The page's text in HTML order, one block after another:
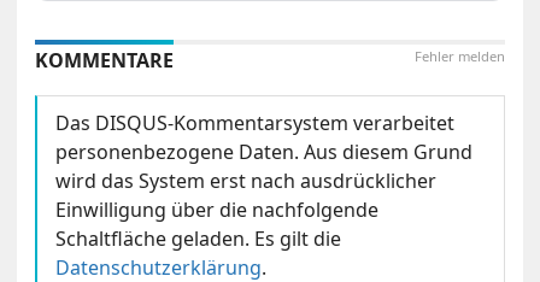
Fehler melden
KOMMENTARE
Das DISQUS-Kommentarsystem verarbeitet
personenbezogene Daten. Aus diesem Grund
wird das System erst nach ausdrücklicher
Einwilligung über die nachfolgende
Schaltfläche geladen. Es gilt die
Datenschutzerklärung.